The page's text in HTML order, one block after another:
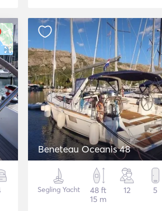
Beneteau Oceanis 48
Segling Yacht
48 ft
15 m
12 5